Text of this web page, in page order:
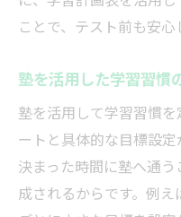
ことで、テスト前も安心
塾を活用した学習習慣
塾を活用して学習習慣
ートと具体的な目標設
決まった時間に塾へ通
成されるからです。例